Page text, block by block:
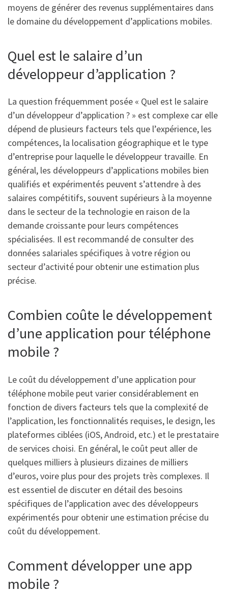
moyens de générer des revenus supplémentaires dans
le domaine du développement d’applications mobiles.
Quel est le salaire d’un
développeur d’application ?
La question fréquemment posée « Quel est le salaire
d’un développeur d’application ? » est complexe car elle
dépend de plusieurs facteurs tels que l’expérience, les
compétences, la localisation géographique et le type
d’entreprise pour laquelle le développeur travaille. En
général, les développeurs d’applications mobiles bien
qualifiés et expérimentés peuvent s’attendre à des
salaires compétitifs, souvent supérieurs à la moyenne
dans le secteur de la technologie en raison de la
demande croissante pour leurs compétences
spécialisées. Il est recommandé de consulter des
données salariales spécifiques à votre région ou
secteur d’activité pour obtenir une estimation plus
précise.
Combien coûte le développement
d’une application pour téléphone
mobile ?
Le coût du développement d’une application pour
téléphone mobile peut varier considérablement en
fonction de divers facteurs tels que la complexité de
l’application, les fonctionnalités requises, le design, les
plateformes ciblées (iOS, Android, etc.) et le prestataire
de services choisi. En général, le coût peut aller de
quelques milliers à plusieurs dizaines de milliers
d’euros, voire plus pour des projets très complexes. Il
est essentiel de discuter en détail des besoins
spécifiques de l’application avec des développeurs
expérimentés pour obtenir une estimation précise du
coût du développement.
Comment développer une app
mobile ?